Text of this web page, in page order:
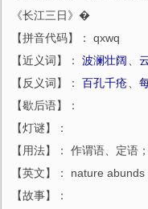
《长江三日》�
【拼音代码】： qxwq
【近义词】： 波澜壮阔
【反义词】： 百孔千疮
【歇后语】：
【灯谜】：
【用法】： 作谓语、定语
【英文】： nature
【故事】：